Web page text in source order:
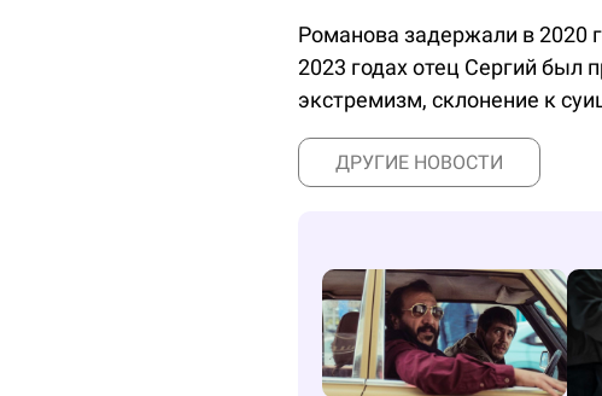
Романова задержали в 2020
2023 годах отец Сергий был
экстремизм, склонение к
ДРУГИЕ НОВОСТИ